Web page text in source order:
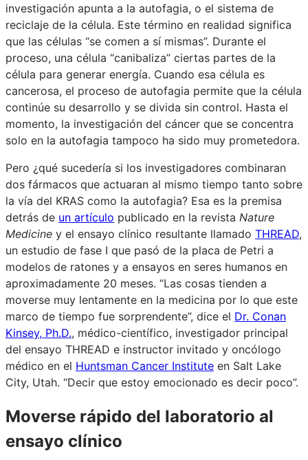
investigación apunta a la autofagia, o el sistema de
reciclaje de la célula. Este término en realidad significa
que las células “se comen a sí mismas”. Durante el
proceso, una célula “canibaliza” ciertas partes de la
célula para generar energía. Cuando esa célula es
cancerosa, el proceso de autofagia permite que la célula
continúe su desarrollo y se divida sin control. Hasta el
momento, la investigación del cáncer que se concentra
solo en la autofagia tampoco ha sido muy prometedora.
Pero ¿qué sucedería si los investigadores combinaran
dos fármacos que actuaran al mismo tiempo tanto sobre
la vía del KRAS como la autofagia? Esa es la premisa
detrás de un artículo publicado en la revista Nature
Medicine y el ensayo clínico resultante llamado THREAD,
un estudio de fase I que pasó de la placa de Petri a
modelos de ratones y a ensayos en seres humanos en
aproximadamente 20 meses. “Las cosas tienden a
moverse muy lentamente en la medicina por lo que este
marco de tiempo fue sorprendente”, dice el Dr. Conan
Kinsey, Ph.D., médico-científico, investigador principal
del ensayo THREAD e instructor invitado y oncólogo
médico en el Huntsman Cancer Institute en Salt Lake
City, Utah. “Decir que estoy emocionado es decir poco”.
Moverse rápido del laboratorio al
ensayo clínico